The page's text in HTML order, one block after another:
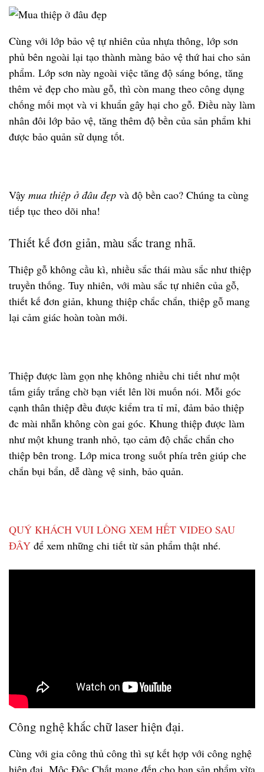
Cùng với lớp bảo vệ tự nhiên của nhựa thông, lớp sơn
phủ bên ngoài lại tạo thành màng bảo vệ thứ hai cho sản
phẩm. Lớp sơn này ngoài việc tăng độ sáng bóng, tăng
thêm vẻ đẹp cho màu gỗ, thì còn mang theo công dụng
chống mối mọt và vi khuẩn gây hại cho gỗ. Điều này làm
nhân đôi lớp bảo vệ, tăng thêm độ bền của sản phẩm khi
được bảo quản sử dụng tốt.
Vậy mua thiệp ở đâu đẹp và độ bền cao? Chúng ta cùng
tiếp tục theo dõi nha!
Thiết kế đơn giản, màu sắc trang nhã.
Thiệp gỗ không cầu kì, nhiều sắc thái màu sắc như thiệp
truyền thống. Tuy nhiên, với màu sắc tự nhiên của gỗ,
thiết kế đơn giản, khung thiệp chắc chắn, thiệp gỗ mang
lại cảm giác hoàn toàn mới.
Thiệp được làm gọn nhẹ không nhiều chi tiết như một
tấm giấy trắng chờ bạn viết lên lời muốn nói. Mỗi góc
cạnh thân thiệp đều được kiểm tra tỉ mỉ, đảm bảo thiệp
đc mài nhẵn không còn gai góc. Khung thiệp được làm
như một khung tranh nhỏ, tạo cảm độ chắc chắn cho
thiệp bên trong. Lớp mica trong suốt phía trên giúp che
chắn bụi bẩn, dễ dàng vệ sinh, bảo quản.
QUÝ KHÁCH VUI LÒNG XEM HẾT VIDEO SAU
ĐÂY để xem những chi tiết từ sản phẩm thật nhé.
Công nghệ khắc chữ laser hiện đại.
Cùng với gia công thủ công thì sự kết hợp với công nghệ
hiện đại, Mộc Độc Chất mang đến cho bạn sản phẩm vừa